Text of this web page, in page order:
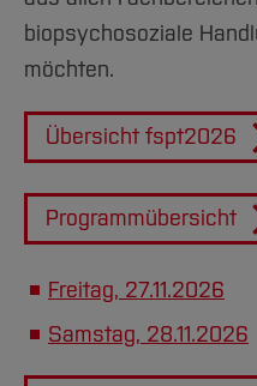
biopsychosoziale
möchten.
Übersicht fspt2026
Programmübersicht
Freitag, 27.11.2026
Samstag, 28.11.2026